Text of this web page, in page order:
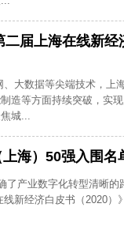
届上海在线新经
大数据等尖端技术，上
造等方面持续突破，实
城...
海）50强入围名
了产业数字化转型清晰的
线新经济白皮书（2020）